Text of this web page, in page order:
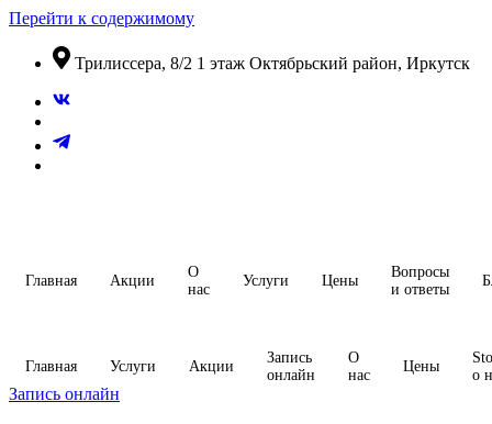
Перейти к содержимому
​Трилиссера, 8/2​ 1 этаж​ Октябрьский район, Иркутск
Главная Акции
О
нас
Услуги Цены
Вопросы
и ответы
Главная Услуги Акции
Запись
онлайн
О
нас
Цены
о
Запись онлайн